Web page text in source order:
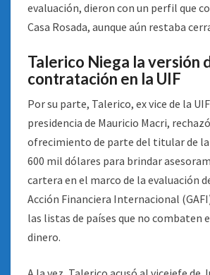
evaluación, dieron con un perfil que
Casa Rosada, aunque aún restaba
Talerico Niega la versión
contratación en la UIF
Por su parte, Talerico, ex vice de la
presidencia de Mauricio Macri,
ofrecimiento de parte del titular de la
600 mil dólares para brindar
cartera en el marco de la evaluación
Acción Financiera Internacional
las listas de países que no combaten
dinero.